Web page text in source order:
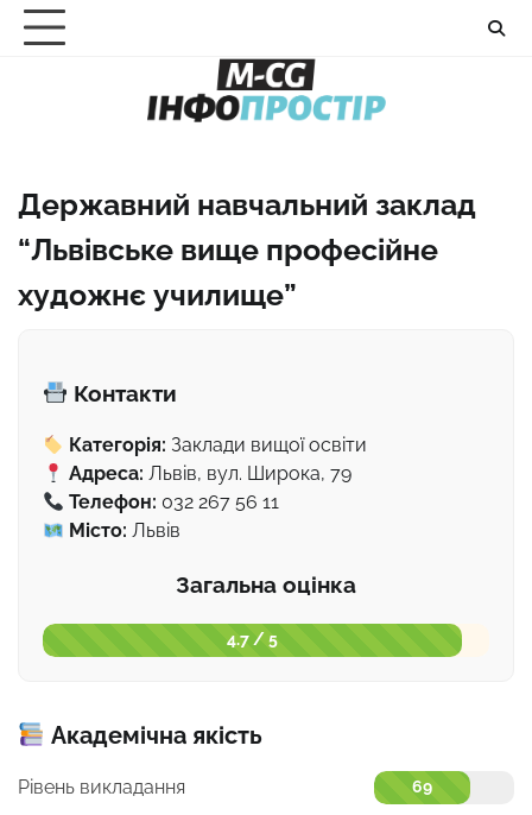
Перейти
Державний навчальний заклад
“Львівське вище професійне
художнє училище”
Контакти
Категорія: Заклади вищої освіти
Адреса: Львів, вул. Широка, 79
Телефон: 032 267 56 11
Місто: Львів
Загальна оцінка
4.7 / 5
Академічна якість
Рівень викладання 69